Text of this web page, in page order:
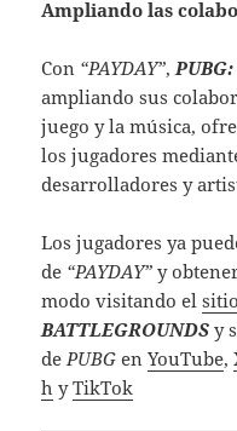
Ampliando las
Con “PAYDAY”,
ampliando sus
juego y la música,
los jugadores
desarrolladores y
Los jugadores ya
de “PAYDAY” y
modo visitando el
BATTLEGROUNDS y
de PUBG enYouTube,
h yTikTok